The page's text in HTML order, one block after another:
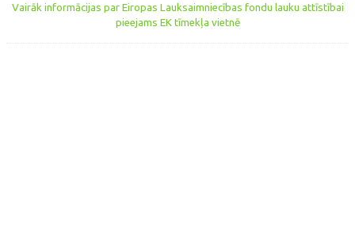
Vairāk informācijas par Eiropas Lauksaimniecības fondu lauku attīstībai
pieejams EK tīmekļa vietnē